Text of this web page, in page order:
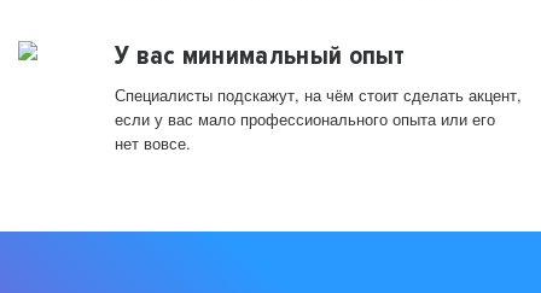
У вас минимальный опыт
Специалисты подскажут, на чём стоит сделать акцент,
если у вас мало профессионального опыта или его
нет вовсе.